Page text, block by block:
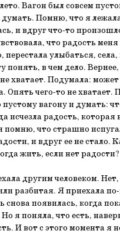
Вагон был совсем
Помню, что я
и вдруг что-то
что радость
улыбаться,
понять, в чем дело.
хватает. Подумала:
Опять чего-то не хватает.
пустому вагону и думать:
исчезла радость, которая
помню, что страшно
и вдруг ее не стало.
жить, если нет радости?
другим человеком.
разбитая. Я приехала
снова появилась, когда
я поняла, что есть,
И вот с этого момента я